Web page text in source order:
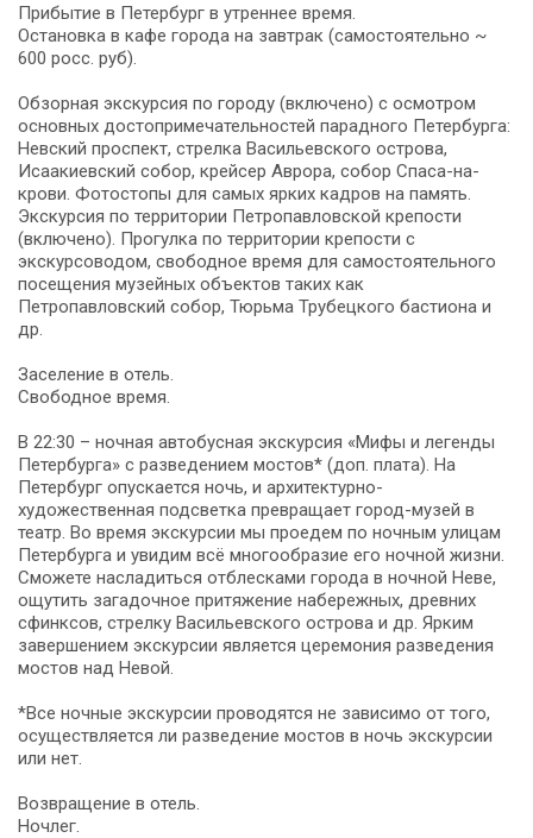
Прибытие в Петербург в утреннее время.
Остановка в кафе города на завтрак (самостоятельно ~
600 росс. руб).
Обзорная экскурсия по городу (включено) с осмотром
основных достопримечательностей парадного Петербурга:
Невский проспект, стрелка Васильевского острова,
Исаакиевский собор, крейсер Аврора, собор Спаса-на-
крови. Фотостопы для самых ярких кадров на память.
Экскурсия по территории Петропавловской крепости
(включено). Прогулка по территории крепости с
экскурсоводом, свободное время для самостоятельного
посещения музейных объектов таких как
Петропавловский собор, Тюрьма Трубецкого бастиона и
др.
Заселение в отель.
Свободное время.
В 22:30 – ночная автобусная экскурсия «Мифы и легенды
Петербурга» с разведением мостов* (доп. плата). На
Петербург опускается ночь, и архитектурно-
художественная подсветка превращает город-музей в
театр. Во время экскурсии мы проедем по ночным улицам
Петербурга и увидим всё многообразие его ночной жизни.
Сможете насладиться отблесками города в ночной Неве,
ощутить загадочное притяжение набережных, древних
сфинксов, стрелку Васильевского острова и др. Ярким
завершением экскурсии является церемония разведения
мостов над Невой.
*Все ночные экскурсии проводятся не зависимо от того,
осуществляется ли разведение мостов в ночь экскурсии
или нет.
Возвращение в отель.
Ночлег.